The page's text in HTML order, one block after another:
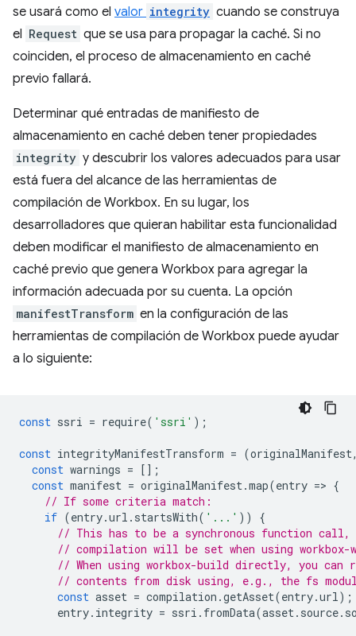
se usará como el valor integrity cuando se construya
el Request que se usa para propagar la caché. Si no
coinciden, el proceso de almacenamiento en caché
previo fallará.
Determinar qué entradas de manifiesto de
almacenamiento en caché deben tener propiedades
integrity y descubrir los valores adecuados para usar
está fuera del alcance de las herramientas de
compilación de Workbox. En su lugar, los
desarrolladores que quieran habilitar esta funcionalidad
deben modificar el manifiesto de almacenamiento en
caché previo que genera Workbox para agregar la
información adecuada por su cuenta. La opción
manifestTransform en la configuración de las
herramientas de compilación de Workbox puede ayudar
a lo siguiente:
const ssri = require( 'ssri' );
const integrityManifestTransform = (originalManifest
const warnings = [];
const manifest = originalManifest.map(entry => {
// If some criteria match:
if (entry.url . startsWith( '...' ))
{
// This has to be a synchronous function call,
// compilation will be set when using workbox-
// When using workbox-build directly, you
// contents from disk using, e.g., the fs
const asset = compilation .getAsset(entry.url);
entry. integrity = ssri . fromData(asset. source.